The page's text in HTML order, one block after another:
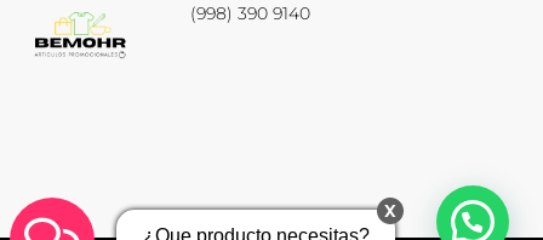
(998) 390 9140
¿Que producto necesitas?
x